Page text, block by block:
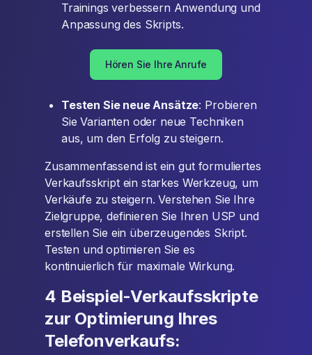
Trainings verbessern Anwendung und
Anpassung des Skripts.
Hören Sie Ihre Anrufe
Testen Sie neue Ansätze: Probieren
Sie Varianten oder neue Techniken
aus, um den Erfolg zu steigern.
Zusammenfassend ist ein gut formuliertes
Verkaufsskript ein starkes Werkzeug, um
Verkäufe zu steigern. Verstehen Sie Ihre
Zielgruppe, definieren Sie Ihren USP und
erstellen Sie ein überzeugendes Skript.
Testen und optimieren Sie es
kontinuierlich für maximale Wirkung.
4 Beispiel-Verkaufsskripte
zur Optimierung Ihres
Telefonverkaufs: